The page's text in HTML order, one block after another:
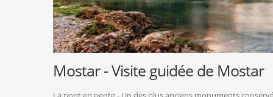
Mostar - Visite guidée de Mostar